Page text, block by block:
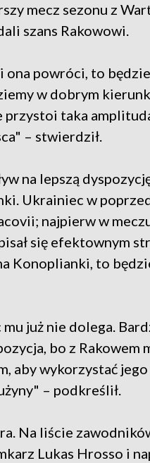
mecz sezonu z
szans Rakowowi.
powróci, to
w dobrym
przystoi taka
– stwierdził.
na lepszą
Ukrainiec w
najpierw w
się efektownym
Konoplianki, to
już nie dolega.
bo z Rakowem
aby wykorzystać
– podkreślił.
Na liście
Lukas Hrosso i